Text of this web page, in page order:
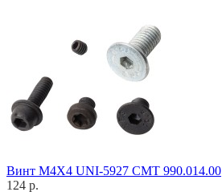
Винт M4X4 UNI-5927 CMT 990.014.00
124 р.